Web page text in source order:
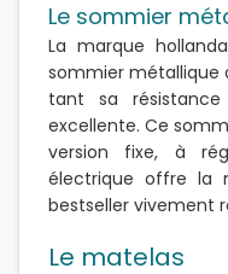
Le sommier
La marque
sommier métallique
tant sa
excellente. Ce
version fixe, à
électrique offre la
bestseller vivement
Le matelas